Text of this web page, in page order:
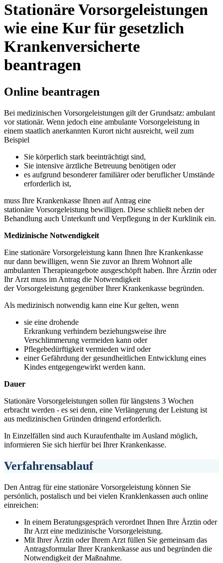
Stationäre Vorsorgeleistungen
wie eine Kur für gesetzlich
Krankenversicherte
beantragen
Online beantragen
Bei medizinischen Vorsorgeleistungen gilt der Grundsatz: ambulant
vor stationär. Wenn jedoch eine ambulante Vorsorgeleistung in
einem staatlich anerkannten Kurort nicht ausreicht, weil zum
Beispiel
Sie körperlich stark beeinträchtigt sind,
Sie intensive ärztliche Betreuung benötigen oder
es aufgrund besonderer familiärer oder beruflicher Umstände
erforderlich ist,
muss Ihre Krankenkasse Ihnen auf Antrag eine
stationäre Vorsorgeleistung bewilligen. Diese schließt neben der
Behandlung auch Unterkunft und Verpflegung in der Kurklinik ein.
Medizinische Notwendigkeit
Eine stationäre Vorsorgeleistung kann Ihnen Ihre Krankenkasse
nur dann bewilligen, wenn Sie zuvor an Ihrem Wohnort alle
ambulanten Therapieangebote ausgeschöpft haben. Ihre Ärztin oder
Ihr Arzt muss im Antrag die Notwendigkeit
der Vorsorgeleistung gegenüber Ihrer Krankenkasse begründen.
Als medizinisch notwendig kann eine Kur gelten, wenn
sie eine drohende
Erkrankung verhindern beziehungsweise ihre
Verschlimmerung vermeiden kann oder
Pflegebedürftigkeit vermieden wird oder
einer Gefährdung der gesundheitlichen Entwicklung eines
Kindes entgegengewirkt werden kann.
Dauer
Stationäre Vorsorgeleistungen sollen für längstens 3 Wochen
erbracht werden - es sei denn, eine Verlängerung der Leistung ist
aus medizinischen Gründen dringend erforderlich.
In Einzelfällen sind auch Kuraufenthalte im Ausland möglich,
informieren Sie sich hierfür bei Ihrer Krankenkasse.
Verfahrensablauf
Den Antrag für eine stationäre Vorsorgeleistung können Sie
persönlich, postalisch und bei vielen Kranklenkassen auch online
einreichen:
In einem Beratungsgespräch verordnet Ihnen Ihre Ärztin oder
Ihr Arzt eine medizinische Vorsorgeleistung.
Mit Ihrer Ärztin oder Ihrem Arzt füllen Sie gemeinsam das
Antragsformular Ihrer Krankenkasse aus und begründen die
Notwendigkeit der Maßnahme.